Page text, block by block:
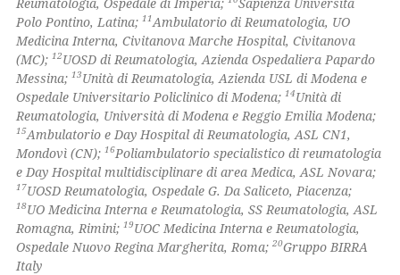
Polo Pontino, Latina;11Ambulatorio di Reumatologia, UO
Medicina Interna, Civitanova Marche Hospital, Civitanova
(MC);12UOSD di Reumatologia, Azienda Ospedaliera Papardo
Messina;13Unità di Reumatologia, Azienda USL di Modena e
Ospedale Universitario Policlinico di Modena;14Unità di
Reumatologia, Università di Modena e Reggio Emilia Modena;
15Ambulatorio e Day Hospital di Reumatologia, ASL CN1,
Mondovì (CN);16Poliambulatorio specialistico di reumatologia
e Day Hospital multidisciplinare di area Medica, ASL Novara;
17UOSD Reumatologia, Ospedale G. Da Saliceto, Piacenza;
18UO Medicina Interna e Reumatologia, SS Reumatologia, ASL
Romagna, Rimini;19UOC Medicina Interna e Reumatologia,
Ospedale Nuovo Regina Margherita, Roma;20Gruppo BIRRA
Italy